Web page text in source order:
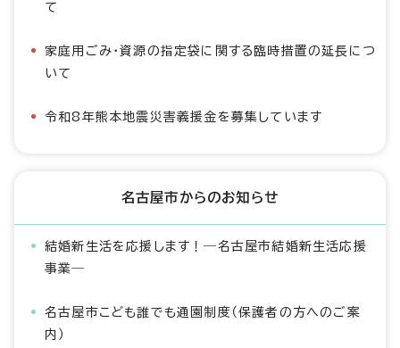
て
家庭用ごみ・資源の指定袋に関する臨時措置の延長につ
いて
令和8年熊本地震災害義援金を募集しています
名古屋市からのお知らせ
結婚新生活を応援します！―名古屋市結婚新生活応援
事業―
名古屋市こども誰でも通園制度（保護者の方へのご案
内）